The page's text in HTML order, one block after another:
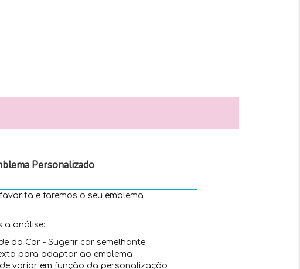
Personalizado
e faremos o seu emblema
a análise:
da Cor - Sugerir cor semelhante
para adaptar ao emblema
variar em função da personalização